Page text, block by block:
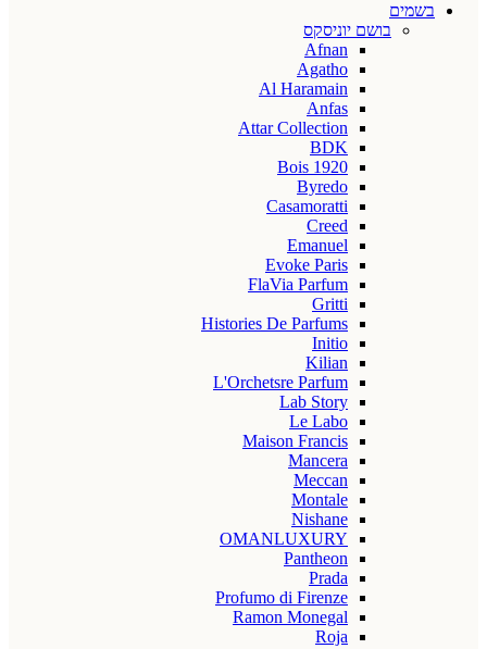
בשמים
בושם יוניסקס
Afnan
Agatho
Al Haramain
Anfas
Attar Collection
BDK
Bois 1920
Byredo
Casamoratti
Creed
Emanuel
Evoke Paris
FlaVia Parfum
Gritti
Histories De Parfums
Initio
Kilian
L'Orchetsre Parfum
Lab Story
Le Labo
Maison Francis
Mancera
Meccan
Montale
Nishane
OMANLUXURY
Pantheon
Prada
Profumo di Firenze
Ramon Monegal
Roja